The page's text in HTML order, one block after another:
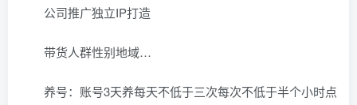
公司推广独立IP打造
带货人群性别地域…
养号：账号3天养每天不低于三次每次不低于半个小时点